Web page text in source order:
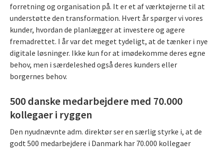
forretning og organisation på. It er et af værktøjerne til at
understøtte den transformation. Hvert år spørger vi vores
kunder, hvordan de planlægger at investere og agere
fremadrettet. I år var det meget tydeligt, at de tænker i nye
digitale løsninger. Ikke kun for at imødekomme deres egne
behov, men i særdeleshed også deres kunders eller
borgernes behov.
500 danske medarbejdere med 70.000
kollegaer i ryggen
Den nyudnævnte adm. direktør ser en særlig styrke i, at de
godt 500 medarbejdere i Danmark har 70.000 kollegaer